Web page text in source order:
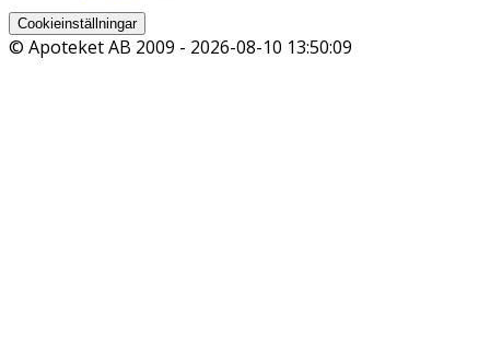
Cookieinställningar
© Apoteket AB 2009 - 2026-08-10 13:50:09